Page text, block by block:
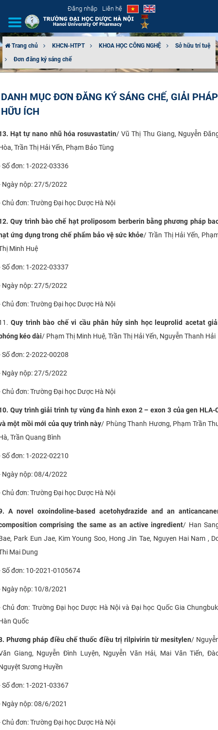
Đăng nhập Liên hệ
GIỚI THIỆU
TUYỂN SINH
ĐÀO TẠO
KHOA HỌC CÔNG NGHỆ
HTQT
CỰU NGƯỜI HỌC
Trang chủ KHCN-HTPT KHOA HỌC CÔNG NGHỆ
Sở hữu trí tuệ
Đơn đăng ký sáng chế
DANH MỤC ĐƠN ĐĂNG KÝ SÁNG CHẾ, GIẢI PHÁP
HỮU ÍCH
Hạt tự nano nhũ hóa rosuvastatin/ Vũ Thị Thu Giang, Nguyễn
Trần Thị Hải Yến, Phạm Bảo Tùng
Số đơn: 1-2022-03336
Ngày nộp: 27/5/2022
Chủ đơn: Trường Đại học Dược Hà Nội
Quy trình bào chế hạt proliposom berberin bằng phương pháp
ứng dụng trong chế phẩm bảo vệ sức khỏe/ Trần Thị Hải Yến,
Minh Huệ
Số đơn: 1-2022-03337
Ngày nộp: 27/5/2022
Chủ đơn: Trường Đại học Dược Hà Nội
Quy trình bào chế vi cầu phân hủy sinh học leuprolid acetat
kéo dài/ Phạm Thị Minh Huệ, Trần Thị Hải Yến, Nguyễn Thanh Hải
Số đơn: 2-2022-00208
Ngày nộp: 27/5/2022
Chủ đơn: Trường Đại học Dược Hà Nội
Quy trình giải trình tự vùng đa hình exon 2 – exon 3 của gen HLA-
một mồi mới của quy trình này/ Phùng Thanh Hương, Phạm Trần
Trần Quang Bình
Số đơn: 1-2022-02210
Ngày nộp: 08/4/2022
Chủ đơn: Trường Đại học Dược Hà Nội
A novel oxoindoline-based acetohydrazide and an
comprising the same as an active ingredient/ Han
Park Eun Jae, Kim Young Soo, Hong Jin Tae, Nguyen Hai Nam ,
Mai Dung
Số đơn: 10-2021-0105674
Ngày nộp: 10/8/2021
Chủ đơn: Trường Đại học Dược Hà Nội và Đại học Quốc Gia
Quốc
Phương pháp điều chế thuốc điều trị rilpivirin từ mesitylen/
Giang, Nguyễn Đình Luyện, Nguyễn Văn Hải, Mai Văn Tiến,
Sương Huyền
Số đơn: 1-2021-03367
Ngày nộp: 08/6/2021
Chủ đơn: Trường Đại học Dược Hà Nội